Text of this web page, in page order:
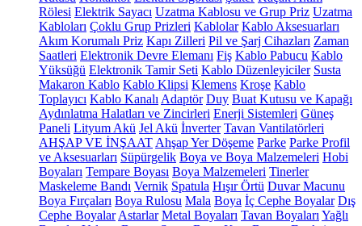
Rölesi Elektrik Sayacı Uzatma Kablosu ve Grup Priz Uzatma
Kabloları Çoklu Grup Prizleri Kablolar Kablo Aksesuarları
Akım Korumalı Priz Kapı Zilleri Pil ve Şarj Cihazları Zaman
Saatleri Elektronik Devre Elemanı Fiş Kablo Pabucu Kablo
Yüksüğü Elektronik Tamir Seti Kablo Düzenleyiciler Susta
Makaron Kablo Kablo Klipsi Klemens Kroşe Kablo
Toplayıcı Kablo Kanalı Adaptör Duy Buat Kutusu ve Kapağı
Aydınlatma Halatları ve Zincirleri Enerji Sistemleri Güneş
Paneli Lityum Akü Jel Akü İnverter Tavan Vantilatörleri
AHŞAP VE İNŞAAT Ahşap Yer Döşeme Parke Parke Profil
ve Aksesuarları Süpürgelik Boya ve Boya Malzemeleri Hobi
Boyaları Tempare Boyası Boya Malzemeleri Tinerler
Maskeleme Bandı Vernik Spatula Hışır Örtü Duvar Macunu
Boya Fırçaları Boya Rulosu Mala Boya İç Cephe Boyalar Dış
Cephe Boyalar Astarlar Metal Boyaları Tavan Boyaları Yağlı